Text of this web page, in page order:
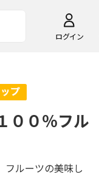
ログイン
００％フル
フルーツの美味し